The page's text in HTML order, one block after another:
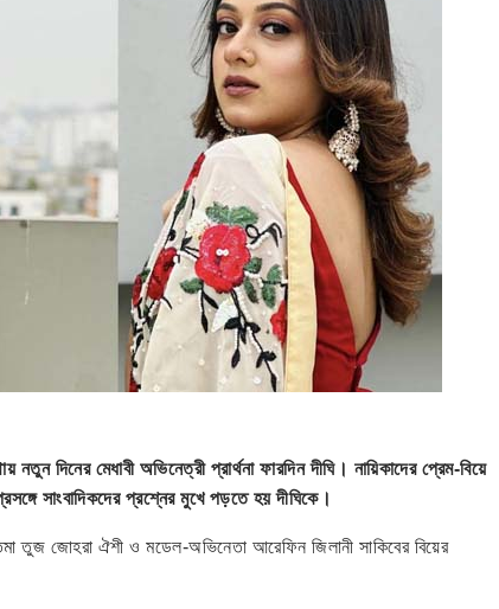
দিনের মেধাবী অভিনেত্রী প্রার্থনা ফারদিন দীঘি। নায়িকাদের প্রেম-বিয়ে
সাংবাদিকদের প্রশ্নের মুখে পড়তে হয় দীঘিকে।
তুজ জোহরা ঐশী ও মডেল-অভিনেতা আরেফিন জিলানী সাকিবের বিয়ের